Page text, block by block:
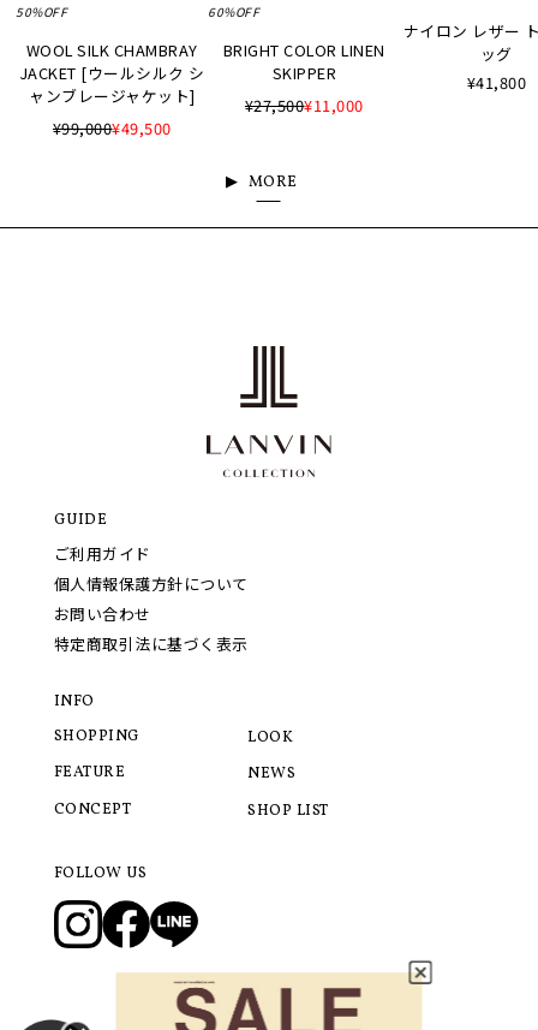
50%OFF
WOOL SILK CHAMBRAY
JACKET [ウールシルク シ
ャンブレージャケット]
¥99,000¥49,500
60%OFF
BRIGHT COLOR LINEN
SKIPPER
¥27,500¥11,000
ナイロン レザー
ッグ
¥41,800
MORE
GUIDE
ご利用ガイド
個人情報保護方針について
お問い合わせ
特定商取引法に基づく表示
INFO
SHOPPING
FEATURE
CONCEPT
LOOK
NEWS
SHOP LIST
FOLLOW US